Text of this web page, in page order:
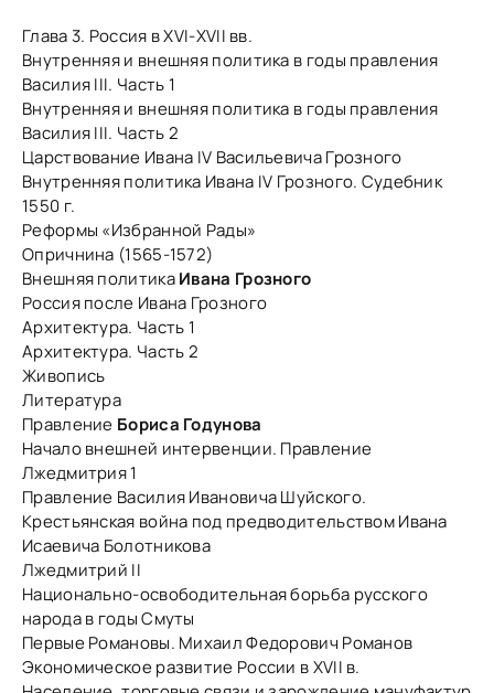
Глава 3. Россия в ХVI-ХVII вв.
Внутренняя и внешняя политика в годы правления
Василия III. Часть 1
Внутренняя и внешняя политика в годы правления
Василия III. Часть 2
Царствование Ивана IV Васильевича Грозного
Внутренняя политика Ивана IV Грозного. Судебник
1550 г.
Реформы «Избранной Рады»
Опричнина (1565-1572)
Внешняя политикаИвана Грозного
Россия после Ивана Грозного
Архитектура. Часть 1
Архитектура. Часть 2
Живопись
Литература
Правление Бориса Годунова
Начало внешней интервенции. Правление
Лжедмитрия 1
Правление Василия Ивановича Шуйского.
Крестьянская война под предводительством Ивана
Исаевича Болотникова
Лжедмитрий II
Национально-освободительная борьба русского
народа в годы Смуты
Первые Романовы. Михаил Федорович Романов
Экономическое развитие России в XVII в.